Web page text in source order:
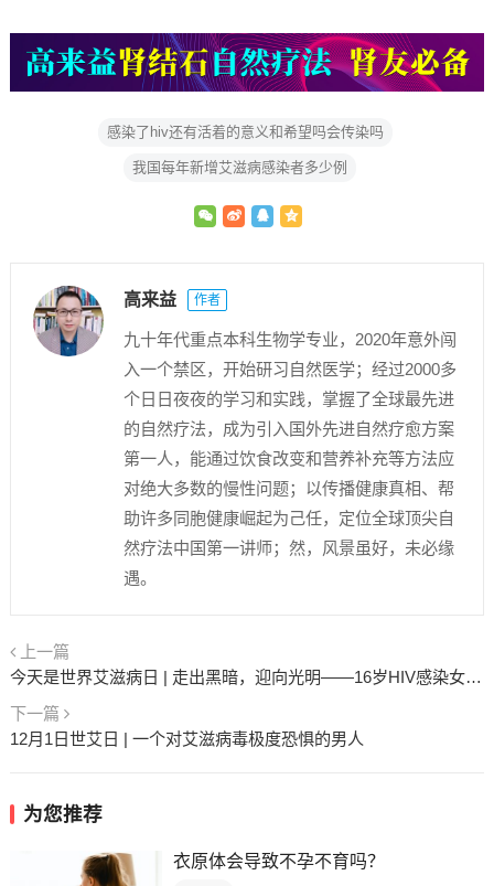
感染了hiv还有活着的意义和希望吗会传染吗
我国每年新增艾滋病感染者多少例
高来益 作者
九十年代重点本科生物学专业，2020年意外闯
入一个禁区，开始研习自然医学；经过2000多
个日日夜夜的学习和实践，掌握了全球最先进
的自然疗法，成为引入国外先进自然疗愈方案
第一人，能通过饮食改变和营养补充等方法应
对绝大多数的慢性问题；以传播健康真相、帮
助许多同胞健康崛起为己任，定位全球顶尖自
然疗法中国第一讲师；然，风景虽好，未必缘
遇。
上一篇
今天是世界艾滋病日 | 走出黑暗，迎向光明——16岁HIV感染女孩Azima的故事
下一篇
12月1日世艾日 | 一个对艾滋病毒极度恐惧的男人
为您推荐
衣原体会导致不孕不育吗？